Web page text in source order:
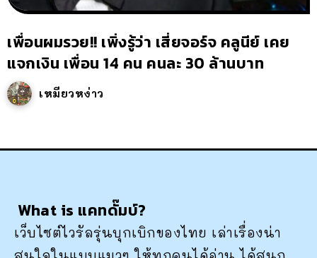
เพื่อนผมรวย!! เพิ่งรู้ว่า เสี่ยจอร์จ คลูนีย์ เคย
แจกเงิน เพื่อน 14 คน คนละ 30 ล้านบาท
เหมียวหง่าว
What is แคทดั๊มบ์?
เว็บไซต์ไวรัลรุ่นบุกเบิกของไทย เล่าเรื่องน่า